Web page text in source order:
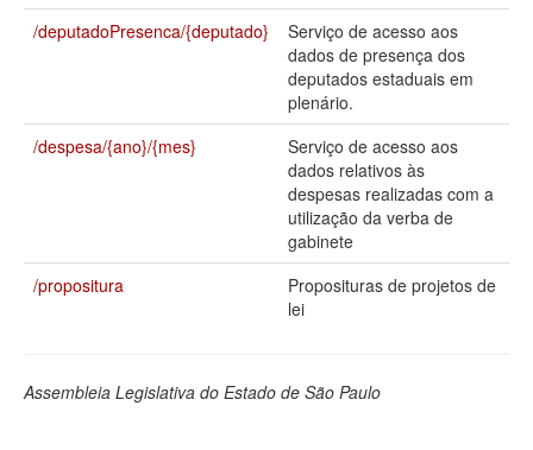
Legislação
Perguntas frequentes
/deputadoPresenca/{deputado}
Serviço de acesso aos
dados de presença dos
deputados estaduais em
plenário.
/despesa/{ano}/{mes}
Serviço de acesso aos
dados relativos às
despesas realizadas com a
utilização da verba de
gabinete
/propositura
Proposituras de projetos de
lei
Assembleia Legislativa do Estado de São Paulo